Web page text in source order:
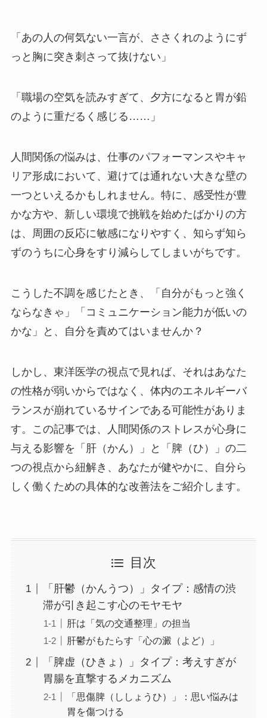
「あの人の何気ない一言が、ささくれのようにず
っと胸に突き刺さって抜けない」
「職場の空気を読みすぎて、夕方になると胃が鉛
のように重だるく感じる……」
人間関係の悩みは、仕事のパフォーマンスやキャ
リア形成において、避けては通れない大きな壁の
一つといえるかもしれません。特に、感受性が豊
かな方や、新しい環境で挑戦を始めたばかりの方
は、周囲の反応に敏感になりやすく、知らず知ら
ずのうちに心身をすり減らしてしまいがちです。
こうした不調を感じたとき、「自分がもっと強く
ならなきゃ」「コミュニケーション能力が低いの
かな」と、自分を責めてはいませんか？
しかし、東洋医学の視点で見れば、それはあなた
の性格が弱いからではなく、体内のエネルギーバ
ランスが崩れているサインである可能性がありま
す。この記事では、人間関係のストレスが心身に
与える影響を「肝（かん）」と「脾（ひ）」の二
つの視点から紐解き、あなたが健やかに、自分ら
しく働くための具体的な改善法をご紹介します。
目次
「肝鬱（かんうつ）」タイプ：感情の渋
滞が引き起こす心のモヤモヤ
肝は「気の交通整理」の担当
肝鬱がもたらす「心の澱（よど）」
「脾虚（ひきょ）」タイプ：考えすぎが
胃腸を直撃するメカニズム
「思傷脾（ししょうひ）」：思い悩みは
胃を傷つける